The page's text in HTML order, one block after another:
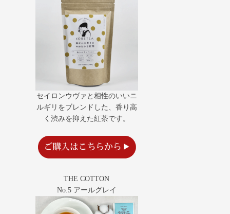
セイロンウヴァと相性のいいニ
ルギリをブレンドした、香り高
く渋みを抑えた紅茶です。
THE COTTON
No.5 アールグレイ